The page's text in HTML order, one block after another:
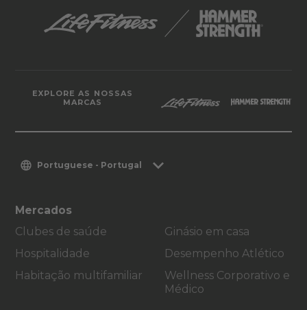
EXPLORE AS NOSSAS
MARCAS
Portuguese - Portugal
Mercados
Clubes de saúde
Hospitalidade
Habitação multifamiliar
Ginásio em casa
Desempenho Atlético
Wellness Corporativo e
Médico